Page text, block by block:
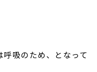
吸のため、となって